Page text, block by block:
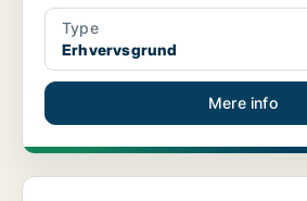
Type
Erhvervsgrund
Mere info
Klinik i Næstved